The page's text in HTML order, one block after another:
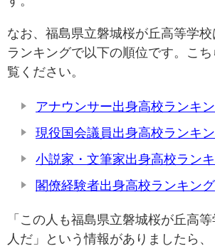
なお、福島県立磐城桜が丘高等学校
ランキングで以下の順位です。こ
覧ください。
アナウンサー出身高校ランキ
現役国会議員出身高校ランキ
小説家・文筆家出身高校ラン
閣僚経験者出身高校ランキング
「この人も福島県立磐城桜が丘高
人だ」という情報がありましたら、